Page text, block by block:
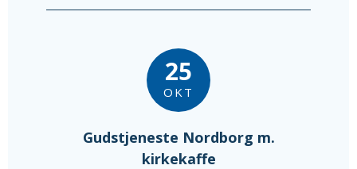
25
OKT
Gudstjeneste Nordborg m.
kirkekaffe